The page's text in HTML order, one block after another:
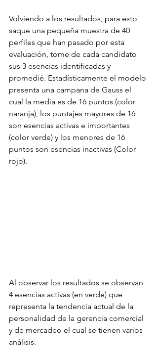
Volviendo a los resultados, para esto
saque una pequeña muestra de 40
perfiles que han pasado por esta
evaluación, tome de cada candidato
sus 3 esencias identificadas y
promedié. Estadísticamente el modelo
presenta una campana de Gauss el
cual la media es de 16 puntos (color
naranja), los puntajes mayores de 16
son esencias activas e importantes
(color verde) y los menores de 16
puntos son esencias inactivas (Color
rojo).
Al observar los resultados se observan
4 esencias activas (en verde) que
representa la tendencia actual de la
personalidad de la gerencia comercial
y de mercadeo el cual se tienen varios
análisis.